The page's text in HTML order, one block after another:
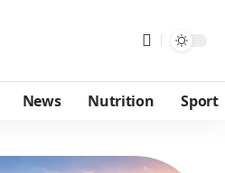
News Nutrition Sport